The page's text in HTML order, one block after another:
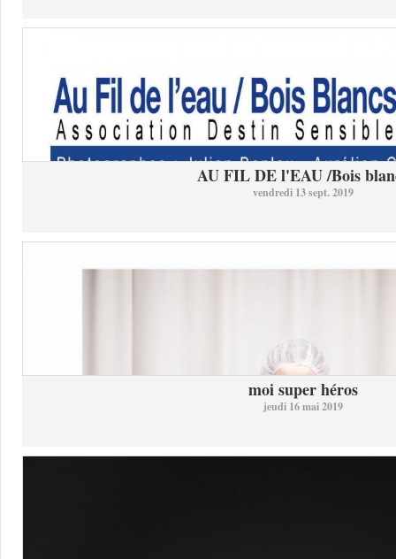
AU FIL DE l'EAU /Bois
vendredi 13 sept. 2019
moi super héros
jeudi 16 mai 2019